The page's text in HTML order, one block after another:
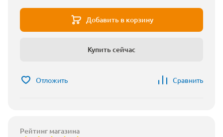
Добавить в корзину
Купить сейчас
Отложить Сравнить
Рейтинг магазина